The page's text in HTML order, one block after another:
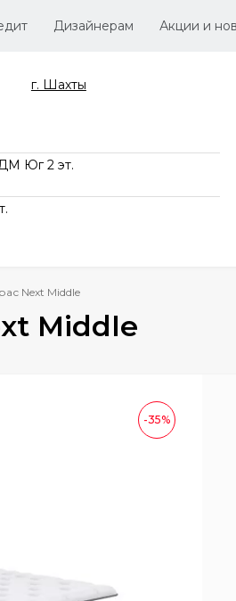
Дизайнерам Акции и
г. Шахты
Юг 2 эт.
Next Middle
Middle
-35%